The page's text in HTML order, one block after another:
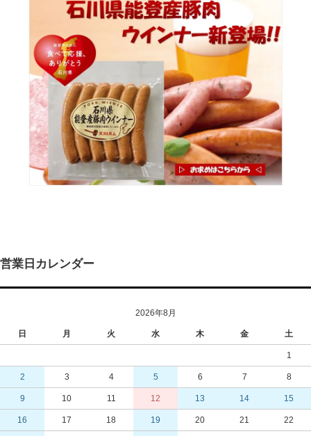
営業日カレンダー
2026年8月
日 月 火 水 木 金 土
1
2 3 4 5 6 7 8
9 10 11 12 13 14 15
16 17 18 19 20 21 22